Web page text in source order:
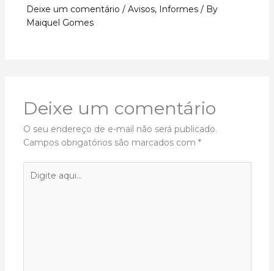
Deixe um comentário / Avisos, Informes/ By
Maiquel Gomes
Deixe um comentário
O seu endereço de e-mail não será publicado.
Campos obrigatórios são marcados com *
aqui...